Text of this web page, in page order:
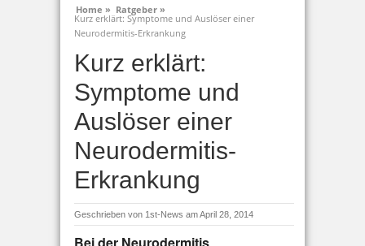
Home » Ratgeber »
Kurz erklärt: Symptome und Auslöser einer
Neurodermitis-Erkrankung
Kurz erklärt:
Symptome und
Auslöser einer
Neurodermitis-
Erkrankung
Geschrieben von 1st-News am April 28, 2014